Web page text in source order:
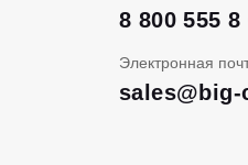
8 800 555 8
Электронная
sales@big-